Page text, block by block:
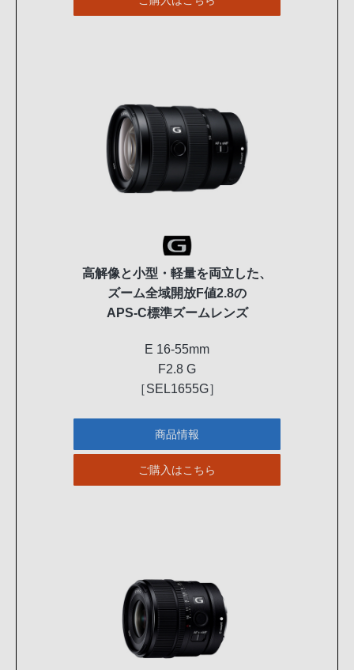
高解像と小型・軽量を両立した、
ズーム全域開放F値2.8の
APS-C標準ズームレンズ
E 16-55mm
F2.8 G
［SEL1655G］
商品情報
ご購入はこちら